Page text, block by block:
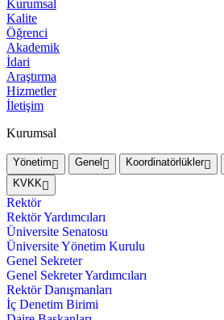
Kurumsal
Kalite
Öğrenci
Akademik
İdari
Araştırma
Hizmetler
İletişim
Kurumsal
Yönetim Genel Koordinatörlükler
KVKK
Rektör
Rektör Yardımcıları
Üniversite Senatosu
Üniversite Yönetim Kurulu
Genel Sekreter
Genel Sekreter Yardımcıları
Rektör Danışmanları
İç Denetim Birimi